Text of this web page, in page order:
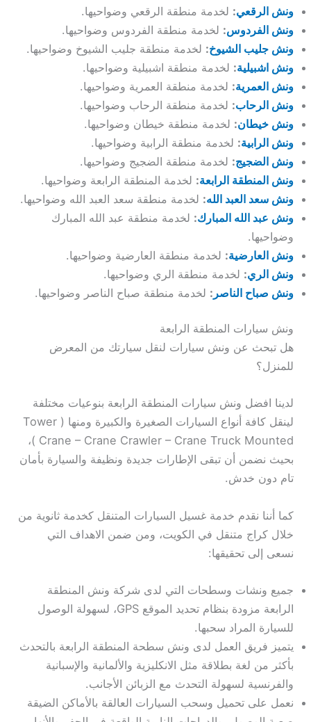
ونش الرقعي: لخدمة منطقة الرقعي وضواحيها.
ونش الفردوس: لخدمة منطقة الفردوس وضواحيها.
ونش جليب الشيوخ: لخدمة منطقة جليب الشيوخ وضواحيها.
ونش اشبيلية: لخدمة منطقة اشبيلية وضواحيها.
ونش العمرية: لخدمة منطقة العمرية وضواحيها.
ونش الرحاب: لخدمة منطقة الرحاب وضواحيها.
ونش خيطان: لخدمة منطقة خيطان وضواحيها.
ونش الرابية: لخدمة منطقة الرابية وضواحيها.
ونش الضجيج: لخدمة منطقة الضجيج وضواحيها.
ونش المنطقة الرابعة: لخدمة المنطقة الرابعة وضواحيها.
ونش سعد العبد الله: لخدمة منطقة سعد العبد الله وضواحيها.
ونش عبد الله المبارك: لخدمة منطقة عبد الله المبارك
وضواحيها.
ونش العارضية: لخدمة منطقة العارضية وضواحيها.
ونش الري: لخدمة منطقة الري وضواحيها.
ونش صباح الناصر : لخدمة منطقة صباح الناصر وضواحيها.
ونش سيارات المنطقة الرابعة
هل تبحث عن ونش سيارات لنقل سيارتك من المعرض
للمنزل؟
لدينا افضل ونش سيارات المنطقة الرابعة بنوعيات مختلفة
لينقل كافة أنواع السيارات الصغيرة والكبيرة ومنها ( Tower
Crane – Crane Crawler – Crane Truck Mounted )،
بحيث نضمن أن تبقى الإطارات جديدة ونظيفة والسيارة بأمان
تام دون خدش.
كما أننا نقدم خدمة غسيل السيارات المتنقل كخدمة ثانوية من
خلال كراج متنقل في الكويت، ومن ضمن الاهداف التي
نسعى إلى تحقيقها:
جميع ونشات وسطحات التي لدى شركة ونش المنطقة
الرابعة مزودة بنظام تحديد الموقع GPS، لسهولة الوصول
للسيارة المراد سحبها.
يتميز فريق العمل لدى ونش سطحة المنطقة الرابعة بالتحدث
بأكثر من لغة بطلاقة مثل الانكليزية والألمانية والإسبانية
والفرنسية لسهولة التحدث مع الزبائن الأجانب.
نعمل على تحميل وسحب السيارات العالقة بالأماكن الضيقة